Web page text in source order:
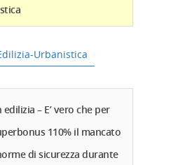
Urbanistica
– E’ vero che per
110% il mancato
di sicurezza durante